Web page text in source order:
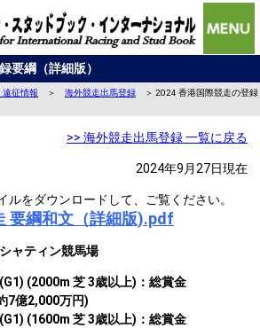
要綱（詳細版）
遠征情報 ＞ 海外競走出馬登録 ＞ 2024 香港国際競走の登録
>> 海外競走出馬登録 一覧に戻る
2024年9月27日現在
ルをダウンロードして、ご覧ください。
要綱和文（詳細版).pdf
ャティン競馬場
(2000m 芝 3歳以上)：総賞金
7億2,000万円)
(1600m 芝 3歳以上)：総賞金